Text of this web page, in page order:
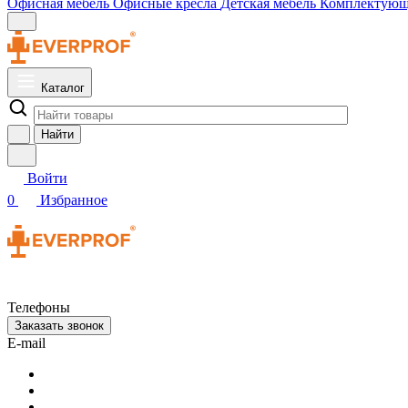
Офисная мебель Офисные кресла Детская мебель
Каталог
Найти
Войти
0
Избранное
Телефоны
Заказать звонок
E-mail